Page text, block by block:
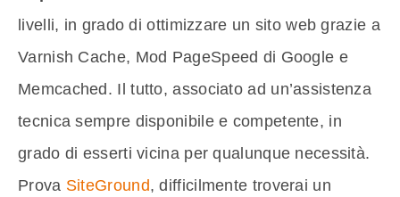
livelli, in grado di ottimizzare un sito web grazie a
Varnish Cache, Mod PageSpeed di Google e
Memcached. Il tutto, associato ad un’assistenza
tecnica sempre disponibile e competente, in
grado di esserti vicina per qualunque necessità.
Prova SiteGround, difficilmente troverai un